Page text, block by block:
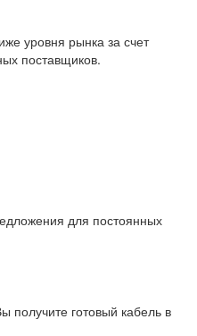
уровня рынка за счет
поставщиков.
для постоянных
получите готовый кабель в